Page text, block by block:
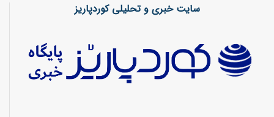
سایت خبری و تحلیلی کوردپاریز